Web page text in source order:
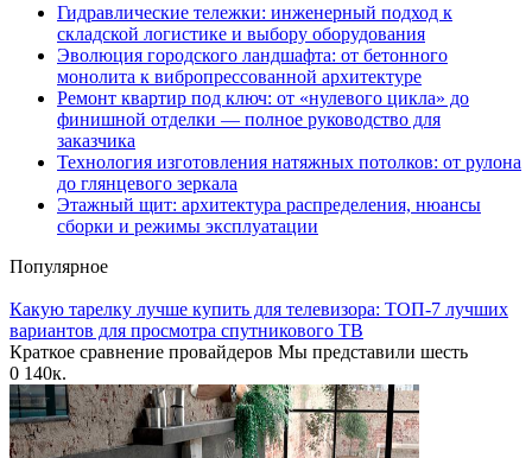
Гидравлические тележки: инженерный подход к
складской логистике и выбору оборудования
Эволюция городского ландшафта: от бетонного
монолита к вибропрессованной архитектуре
Ремонт квартир под ключ: от «нулевого цикла» до
финишной отделки — полное руководство для
заказчика
Технология изготовления натяжных потолков: от рулона
до глянцевого зеркала
Этажный щит: архитектура распределения, нюансы
сборки и режимы эксплуатации
Популярное
Какую тарелку лучше купить для телевизора: ТОП-7 лучших
вариантов для просмотра спутникового ТВ
Краткое сравнение провайдеров Мы представили шесть
0 140к.